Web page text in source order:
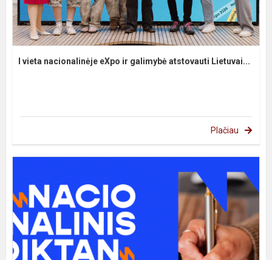
I vieta nacionalinėje eXpo ir galimybė atstovauti Lietuvai...
Plačiau